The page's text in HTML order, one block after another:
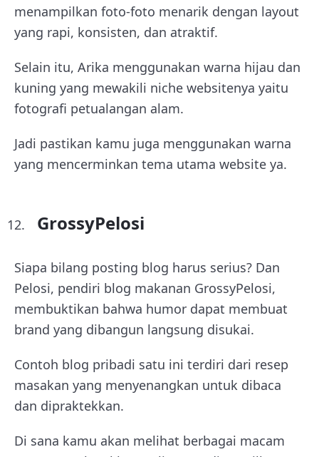
menampilkan foto-foto menarik dengan layout
yang rapi, konsisten, dan atraktif.
Selain itu, Arika menggunakan warna hijau dan
kuning yang mewakili niche websitenya yaitu
fotografi petualangan alam.
Jadi pastikan kamu juga menggunakan warna
yang mencerminkan tema utama website ya.
GrossyPelosi
Siapa bilang posting blog harus serius? Dan
Pelosi, pendiri blog makanan GrossyPelosi,
membuktikan bahwa humor dapat membuat
brand yang dibangun langsung disukai.
Contoh blog pribadi satu ini terdiri dari resep
masakan yang menyenangkan untuk dibaca
dan dipraktekkan.
Di sana kamu akan melihat berbagai macam